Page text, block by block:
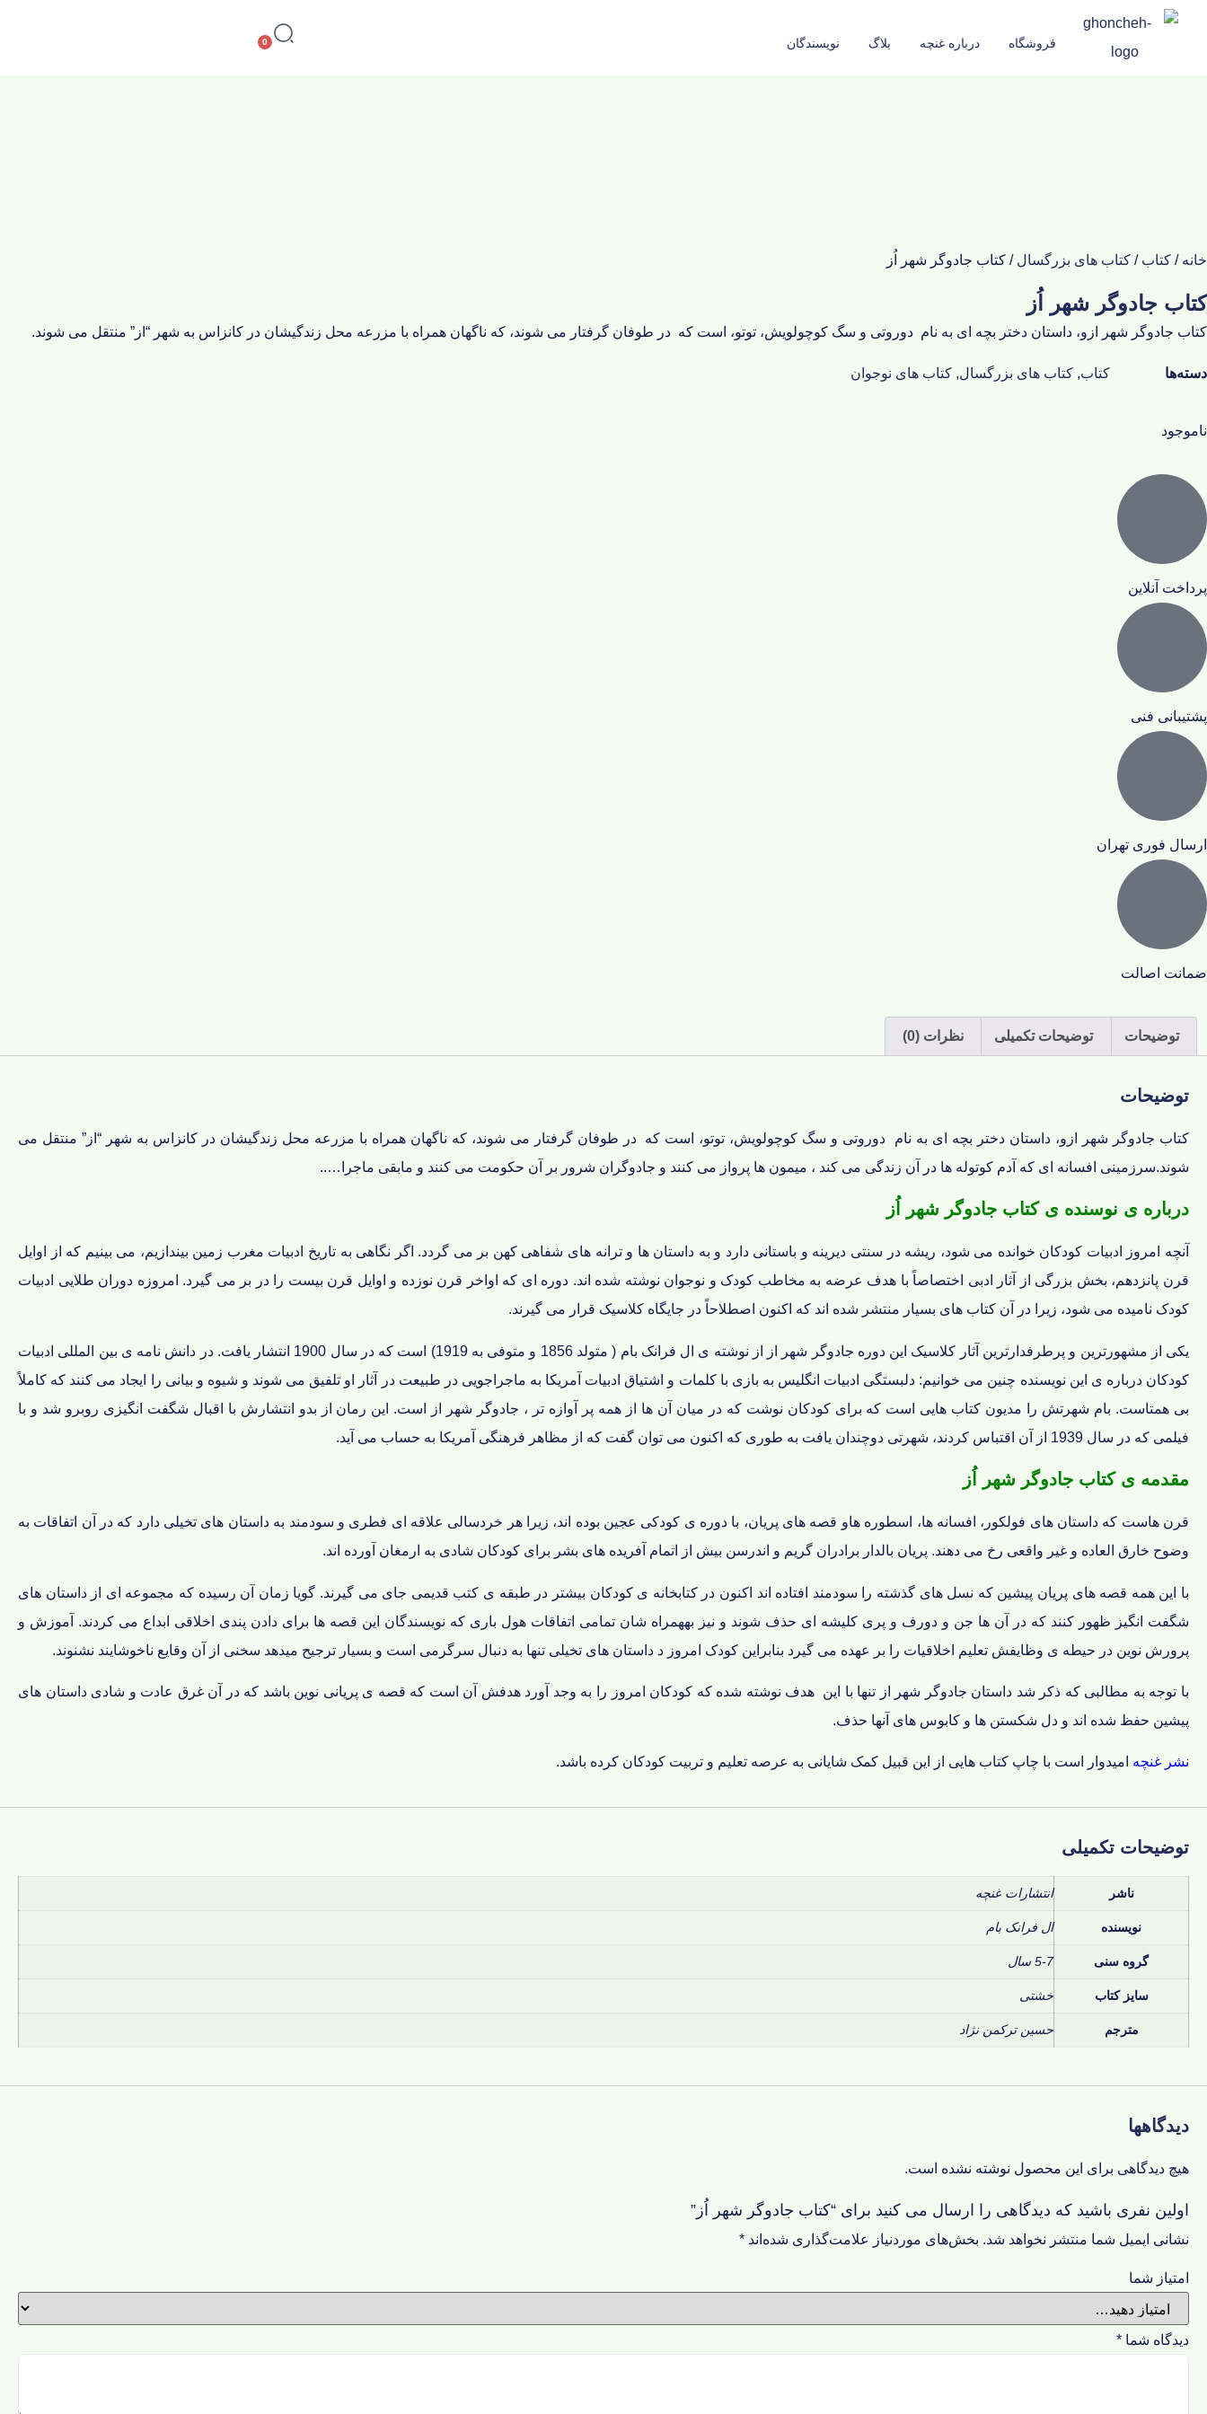
فروشگاه درباره غنچه بلاگ نویسندگان 0
خانه / کتاب / کتاب های بزرگسال / کتاب جادوگر شهر اُز
کتاب جادوگر شهر اُز
کتاب جادوگر شهر ازو، داستان دختر بچه ای به نام دوروتی و سگ کوچولویش، توتو، است که در طوفان گرفتار می شوند، که ناگهان همراه با مزرعه محل زندگیشان در کانزاس به شهر “از” منتقل می شوند.
دسته‌ها کتاب, کتاب های بزرگسال, کتاب های نوجوان
ناموجود
پرداخت آنلاین
پشتیبانی فنی
ارسال فوری تهران
ضمانت اصالت
توضیحات توضیحات تکمیلی نظرات (0)
توضیحات
کتاب جادوگر شهر ازو، داستان دختر بچه ای به نام دوروتی و سگ کوچولویش، توتو، است که در طوفان گرفتار می شوند، که ناگهان همراه با مزرعه محل زندگیشان در کانزاس به شهر “از” منتقل می
شوند.سرزمینی افسانه ای که آدم کوتوله ها در آن زندگی می کند ، میمون ها پرواز می کنند و جادوگران شرور بر آن حکومت می کنند و مابقی ماجرا…..
درباره ی نوسنده ی کتاب جادوگر شهر اُز
آنچه امروز ادبیات کودکان خوانده می شود، ریشه در سنتی دیرینه و باستانی دارد و به داستان ها و ترانه های شفاهی کهن بر می گردد. اگر نگاهی به تاریخ ادبیات مغرب زمین بیندازیم، می بینیم که از اوایل
قرن پانزدهم، بخش بزرگی از آثار ادبی اختصاصاً با هدف عرضه به مخاطب کودک و نوجوان نوشته شده اند. دوره ای که اواخر قرن نوزده و اوایل قرن بیست را در بر می گیرد. امروزه دوران طلایی ادبیات
کودک نامیده می شود، زیرا در آن کتاب های بسیار منتشر شده اند که اکنون اصطلاحاً در جایگاه کلاسیک قرار می گیرند.
یکی از مشهورترین و پرطرفدارترین آثار کلاسیک این دوره جادوگر شهر از از نوشته ی ال فرانک بام ( متولد 1856 و متوفی به 1919) است که در سال 1900 انتشار یافت. در دانش نامه ی بین المللی ادبیات
کودکان درباره ی این نویسنده چنین می خوانیم: دلبستگی ادبیات انگلیس به بازی با کلمات و اشتیاق ادبیات آمریکا به ماجراجویی در طبیعت در آثار او تلفیق می شوند و شیوه و بیانی را ایجاد می کنند که کاملاً
بی همتاست. بام شهرتش را مدیون کتاب هایی است که برای کودکان نوشت که در میان آن ها از همه پر آوازه تر ، جادوگر شهر از است. این رمان از بدو انتشارش با اقبال شگفت انگیزی روبرو شد و با
فیلمی که در سال 1939 از آن اقتباس کردند، شهرتی دوچندان یافت به طوری که اکنون می توان گفت که از مظاهر فرهنگی آمریکا به حساب می آید.
مقدمه ی کتاب جادوگر شهر اُز
قرن هاست که داستان های فولکور، افسانه ها، اسطوره هاو قصه های پریان، با دوره ی کودکی عجین بوده اند، زیرا هر خردسالی علاقه ای فطری و سودمند به داستان های تخیلی دارد که در آن اتفاقات به
وضوح خارق العاده و غیر واقعی رخ می دهند. پریان بالدار برادران گریم و اندرسن بیش از اتمام آفریده های بشر برای کودکان شادی به ارمغان آورده اند.
با این همه قصه های پریان پیشین که نسل های گذشته را سودمند افتاده اند اکنون در کتابخانه ی کودکان بیشتر در طبقه ی کتب قدیمی جای می گیرند. گویا زمان آن رسیده که مجموعه ای از داستان های
شگفت انگیز ظهور کنند که در آن ها جن و دورف و پری کلیشه ای حذف شوند و نیز بههمراه شان تمامی اتفاقات هول باری که نویسندگان این قصه ها برای دادن پندی اخلاقی ابداع می کردند. آموزش و
پرورش نوین در حیطه ی وظایفش تعلیم اخلاقیات را بر عهده می گیرد بنابراین کودک امروز د داستان های تخیلی تنها به دنبال سرگرمی است و بسیار ترجیح میدهد سخنی از آن وقایع ناخوشایند نشنوند.
با توجه به مطالبی که ذکر شد داستان جادوگر شهر از تنها با این هدف نوشته شده که کودکان امروز را به وجد آورد هدفش آن است که قصه ی پریانی نوین باشد که در آن غرق عادت و شادی داستان های
پیشین حفظ شده اند و دل شکستن ها و کابوس های آنها حذف.
نشر غنچه امیدوار است با چاپ کتاب هایی از این قبیل کمک شایانی به عرصه تعلیم و تربیت کودکان کرده باشد.
توضیحات تکمیلی
ناشر انتشارات غنچه
نویسنده ال فرانک بام
گروه سنی 5-7 سال
سایز کتاب خشتی
مترجم حسین ترکمن نژاد
دیدگاهها
هیچ دیدگاهی برای این محصول نوشته نشده است.
اولین نفری باشید که دیدگاهی را ارسال می کنید برای “کتاب جادوگر شهر اُز”
نشانی ایمیل شما منتشر نخواهد شد. بخش‌های موردنیاز علامت‌گذاری شده‌اند *
امتیاز شما
دیدگاه شما *